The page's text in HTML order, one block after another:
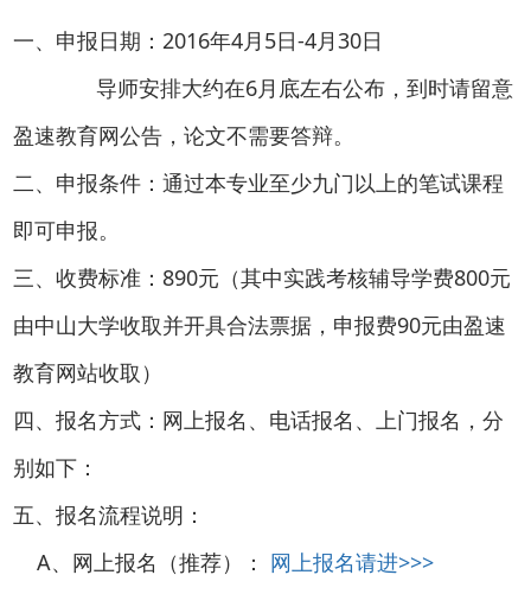
一、申报日期：2016年4月5日-4月30日
导师安排大约在6月底左右公布，到时请留意
盈速教育网公告，论文不需要答辩。
二、申报条件：通过本专业至少九门以上的笔试课程
即可申报。
三、收费标准：890元（其中实践考核辅导学费800元
由中山大学收取并开具合法票据，申报费90元由盈速
教育网站收取）
四、报名方式：网上报名、电话报名、上门报名，分
别如下：
五、报名流程说明：
A、网上报名（推荐）： 网上报名请进>>>